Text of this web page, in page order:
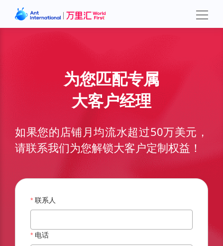
为您匹配专属
大客户经理
如果您的店铺月均流水超过50万美元，
请联系我们为您解锁大客户定制权益！
联系人
电话